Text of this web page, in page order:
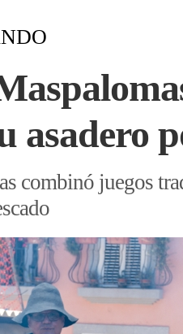
asadero
combinó juegos